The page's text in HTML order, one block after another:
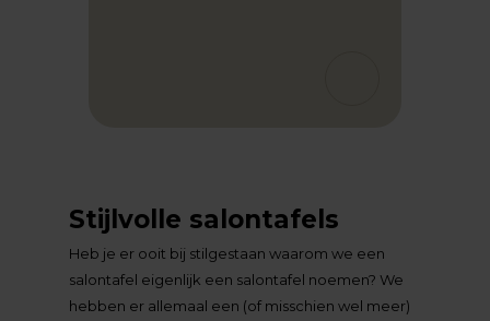
Stijlvolle salontafels
Heb je er ooit bij stilgestaan waarom we een
salontafel eigenlijk een salontafel noemen? We
hebben er allemaal een (of misschien wel meer)